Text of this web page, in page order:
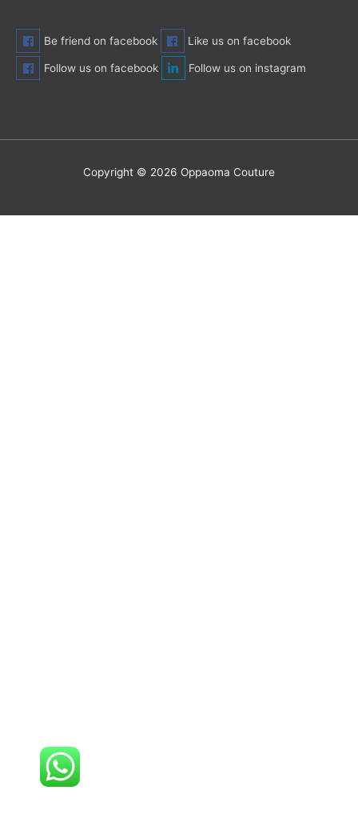
Be friend on facebook Like us on facebook
Follow us on facebook Follow us on instagram
Copyright © 2026 Oppaoma Couture